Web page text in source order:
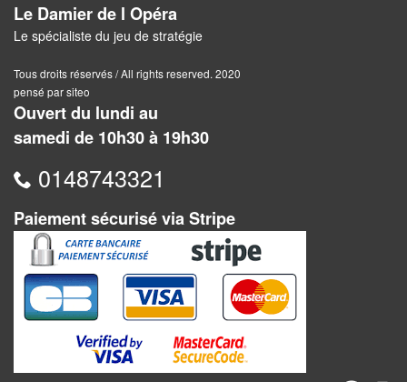
2
Joueurs
Ambiance
Coopératif
Game
/
Enquête
Jeux
évolutifs
Le Damier de l Opéra
Le spécialiste du jeu de stratégie
Tous droits réservés / All rights reserved. 2020
pensé par siteo
Ouvert du lundi au
samedi de 10h30 à 19h30
0148743321
Paiement sécurisé via Stripe